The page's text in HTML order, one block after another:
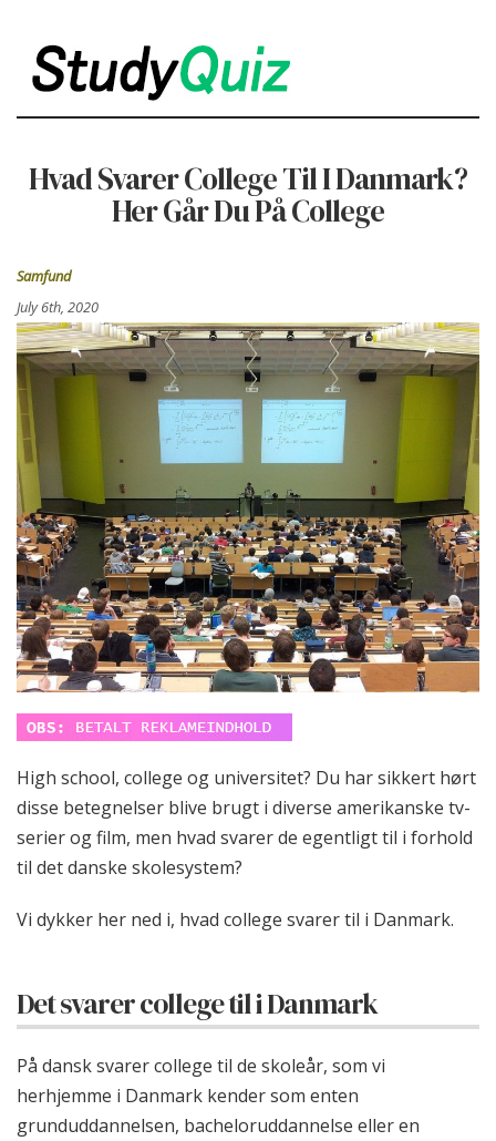
Hvad Svarer College Til I Danmark?
Her Går Du På College
Samfund
July 6th, 2020
High school, college og universitet? Du har sikkert hørt
disse betegnelser blive brugt i diverse amerikanske tv-
serier og film, men hvad svarer de egentligt til i forhold
til det danske skolesystem?
Vi dykker her ned i, hvad college svarer til i Danmark.
Det svarer college til i Danmark
På dansk svarer college til de skoleår, som vi
herhjemme i Danmark kender som enten
grunduddannelsen, bacheloruddannelse eller en